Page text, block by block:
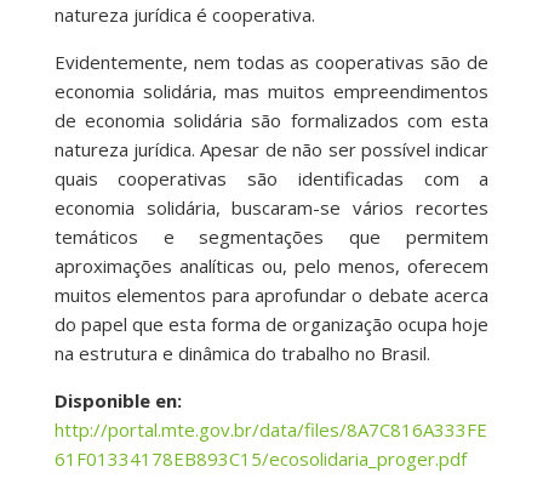
natureza jurídica é cooperativa.
Evidentemente, nem todas as cooperativas são de
economia solidária, mas muitos empreendimentos
de economia solidária são formalizados com esta
natureza jurídica. Apesar de não ser possível indicar
quais cooperativas são identificadas com a
economia solidária, buscaram-se vários recortes
temáticos e segmentações que permitem
aproximações analíticas ou, pelo menos, oferecem
muitos elementos para aprofundar o debate acerca
do papel que esta forma de organização ocupa hoje
na estrutura e dinâmica do trabalho no Brasil.
Disponible en:
http://portal.mte.gov.br/data/files/8A7C816A333FE
61F01334178EB893C15/ecosolidaria_proger.pdf